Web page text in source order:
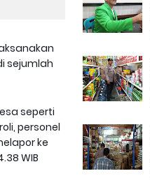
sejumlah
seperti
personel
ke
WIB